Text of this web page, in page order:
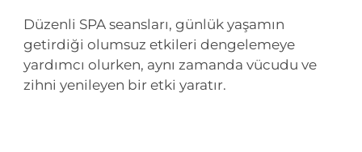
Düzenli SPA seansları, günlük yaşamın
getirdiği olumsuz etkileri dengelemeye
yardımcı olurken, aynı zamanda vücudu ve
zihni yenileyen bir etki yaratır.